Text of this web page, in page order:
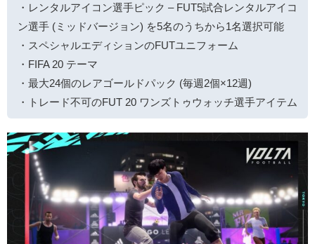
・レンタルアイコン選手ピック – FUT5試合レンタルアイコ
ン選手 (ミッドバージョン) を5名のうちから1名選択可能
・スペシャルエディションのFUTユニフォーム
・FIFA 20 テーマ
・最大24個のレアゴールドパック (毎週2個×12週)
・トレード不可のFUT 20 ワンズトゥウォッチ選手アイテム